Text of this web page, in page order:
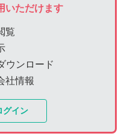
いただけます
覧
ウンロード
社情報
グイン